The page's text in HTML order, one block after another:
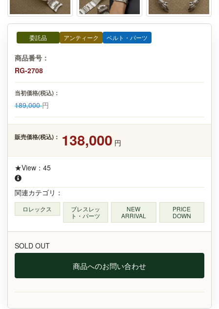
委託品 アンティーク ベルト・パーツ
商品番号：
RG-2708
当初価格(税込)：
189,000円
販売価格(税込)： 138,000 円
★View：45
関連カテゴリ：
ロレックス
ブレスレッ
ト・パーツ
NEW
ARRIVAL
PRICE
DOWN
SOLD OUT
商品へのお問い合わせ